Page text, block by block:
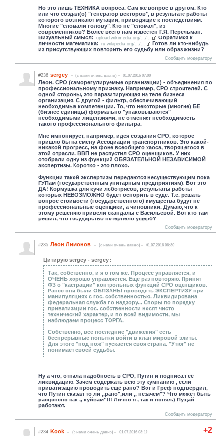
Но это лишь ТЕХНИКА вопроса. Сам же вопрос в другом. Кто
или что создал(о) "генератор векторов", в результате работы
которого возникают мутации, приводящие к последствиям.
Многие "сломали голову". Кто не "сломал", из
современников? Более всего нам известен Г.Я. Перельман.
Визуальный смысл: upload.wikimedia.org/.../...
Обратимся к
личности математика: ru.wikipedia.org/.../...
Готов ли кто-нибудь
из присутствующих повторить его судьбу или образ жизни?
Сообщить модератору
#236 sergey (c нами очень давно) 01.07.2016 07:00
Леон. СРО (саморегулируемые организации) - объединения по
профессиональному признаку. Например, СРО строителей. С
одной стороны, это паразитирующая на теле бизнеса
организация. С другой - фильтр, обеспечивающий
необходимые компетенции. То, что некоторые (многие) БЕ
(бизнес единицы) формально "упаковываются"
необходимыми лицензиями, не отменяет необходимость
такого профессионального фильтра.
Мне импонирует, например, идея создания СРО, которое
пришло бы на смену Ассоциации транспортников. Это какой-
никакой прогресс, на фоне всеобщего хаоса, творящегося в
этой отрасли. ВВП не распустил СРО оценщиков. У них
отобрали одну из функций ОБЯЗАТЕЛЬНОЙ НЕЗАВИСИМОЙ
экспертизы. Коротко - это плохо.
Функции такой экспертизы передаются несуществующим пока
ГУПам (государственным унитарным предприятиям). Вот это
ДА! Кормушка для кучи лоботрясов, результаты работы
которых НЕВОЗМОЖНО будет оспорить в суде. Т.е. решать
вопрос стоимости (государственного) имущества будут не
профессиональные оценщики, а чиновники. Думаю, что к
этому решению привели скандалы с Васильевой. Вот кто там
решил, что государство потерпело ущерб?
Сообщить модератору
#235 Леон Лимонов (c нами очень давно) 01.07.2016 06:30
Цитирую sergey - sergey :
Так, собственно, и я о том же. Процесс управляется, и
ОЧЕНЬ хорошо управляется. Еще раз повторяю. Принят
ФЗ о "кастрации" контрольных функций СРО оценщиков.
Ранее они были ОБЯЗАНЫ проводить ЭКСПЕРТИЗУ при
манипуляциях с гос. собственностью. Ликвидирована
федеральная служба по надзору... Споры по порядку
приватизации гос. собственности носят чисто
технический характер, и по всей видимости, мы
наблюдаем процесс ТОРГА.
Собственно, все последние "движения" есть
беспрерывные попытки войти в клан мировой элиты.
Для этого "под нож" пускается своя страна. "Утюг" не
понимает своей судьбы.
Ну а что, отпала надобность в СРО, Путин и подписал её
ликвидацию. Зачем содержать всю эту кумпанию , если
приватизацию проводить ещё рано? Вот и Греф подтвердил,
что Путин сказал то ли ,,рано",или ,, незачем"? Что может быть
расценено как ,, куйвам''!!! Лично я , так и понял.) Пущай
работают.
Сообщить модератору
+2
#234 Kook (c нами очень давно) 01.07.2016 03:10